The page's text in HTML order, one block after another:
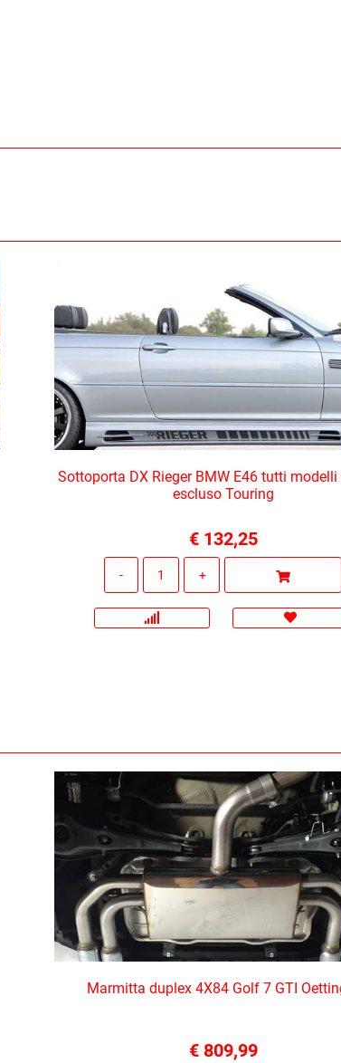
Sottoporta DX Rieger BMW E46 tutti
escluso Touring
€ 132,25
Marmitta duplex 4X84 Golf 7 GTI
€ 809,99